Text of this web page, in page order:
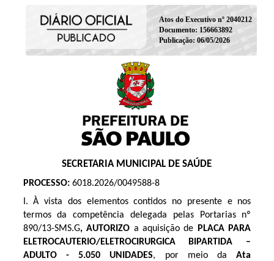
Atos do Executivo nº 2040212
Documento: 156663892
Publicação: 06/05/2026
SECRETARIA MUNICIPAL DE SAÚDE
PROCESSO: 6018.2026/0049588-8
I. À vista dos elementos contidos no presente e nos
termos da competência delegada pelas Portarias nº
890/13-SMS.G, AUTORIZO a aquisição de
PLACA PARA
ELETROCAUTERIO/ELETROCIRURGICA BIPARTIDA –
ADULTO - 5.050 UNIDADES, por meio daAta